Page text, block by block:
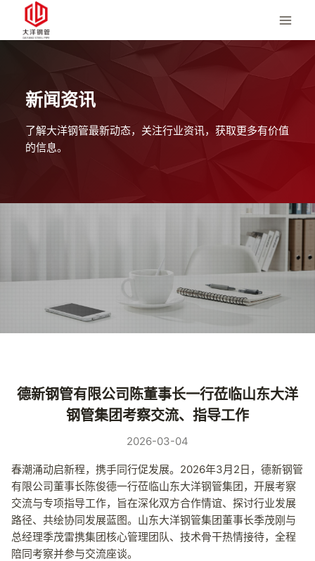
内
新闻资讯
了解大洋钢管最新动态，关注行业资讯，获取更多有价值
的信息。
德新钢管有限公司陈董事长一行莅临山东大洋
钢管集团考察交流、指导工作
2026-03-04
春潮涌动启新程，携手同行促发展。2026年3月2日，德新钢管
有限公司董事长陈俊德一行莅临山东大洋钢管集团，开展考察
交流与专项指导工作，旨在深化双方合作情谊、探讨行业发展
路径、共绘协同发展蓝图。山东大洋钢管集团董事长季茂刚与
总经理季茂雷携集团核心管理团队、技术骨干热情接待，全程
陪同考察并参与交流座谈。